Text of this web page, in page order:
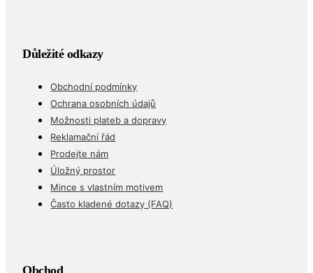
Důležité odkazy
Obchodní podmínky
Ochrana osobních údajů
Možnosti plateb a dopravy
Reklamační řád
Prodejte nám
Úložný prostor
Mince s vlastním motivem
Často kladené dotazy (FAQ)